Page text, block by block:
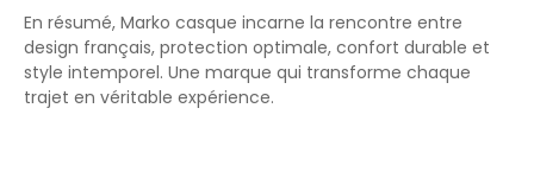
En résumé, Marko casque incarne la rencontre entre
design français, protection optimale, confort durable et
style intemporel. Une marque qui transforme chaque
trajet en véritable expérience.